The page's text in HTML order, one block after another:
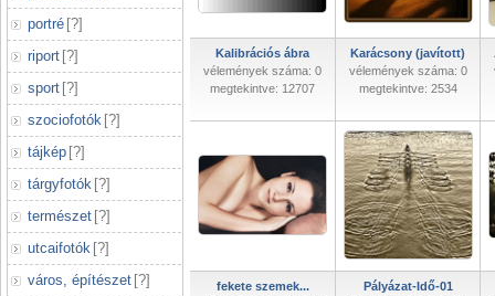
portré [?]
riport [?]
sport [?]
szociofotók [?]
tájkép [?]
tárgyfotók [?]
természet [?]
utcaifotók [?]
város, építészet [?]
Kalibrációs ábra
vélemények száma: 0
megtekintve: 12707
Karácsony (javított)
vélemények száma: 0
megtekintve: 2534
fekete szemek...
Pályázat-Idő-01